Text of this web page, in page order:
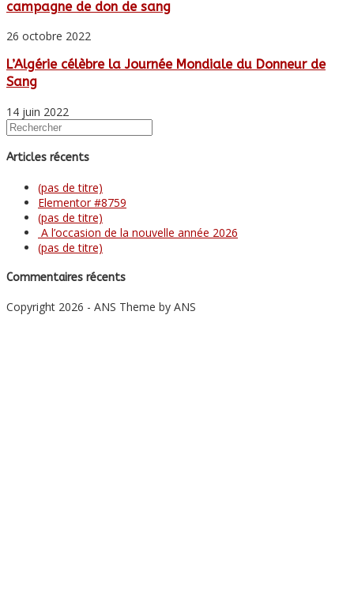
campagne de don de sang
26 octobre 2022
L’Algérie célèbre la Journée Mondiale du Donneur de
Sang
14 juin 2022
Articles récents
(pas de titre)
Elementor #8759
(pas de titre)
A l’occasion de la nouvelle année 2026
(pas de titre)
Commentaires récents
Copyright 2026 - ANS Theme by ANS